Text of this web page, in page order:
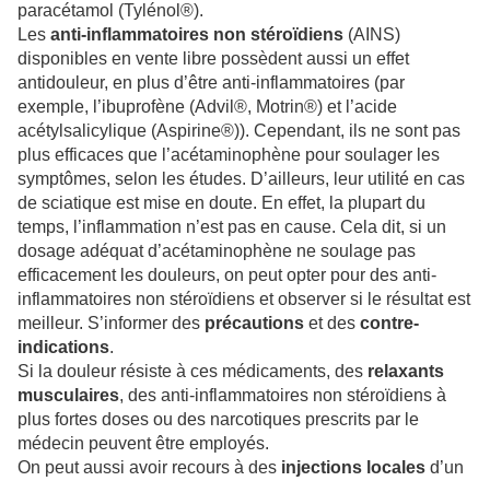
paracétamol (Tylénol®).
Les anti-inflammatoires non stéroïdiens (AINS)
disponibles en vente libre possèdent aussi un effet
antidouleur, en plus d’être anti-inflammatoires (par
exemple, l’ibuprofène (Advil®, Motrin®) et l’acide
acétylsalicylique (Aspirine®)). Cependant, ils ne sont pas
plus efficaces que l’acétaminophène pour soulager les
symptômes, selon les études. D’ailleurs, leur utilité en cas
de sciatique est mise en doute. En effet, la plupart du
temps, l’inflammation n’est pas en cause. Cela dit, si un
dosage adéquat d’acétaminophène ne soulage pas
efficacement les douleurs, on peut opter pour des anti-
inflammatoires non stéroïdiens et observer si le résultat est
meilleur. S’informer des précautions et des contre-
indications.
Si la douleur résiste à ces médicaments, des relaxants
musculaires, des anti-inflammatoires non stéroïdiens à
plus fortes doses ou des narcotiques prescrits par le
médecin peuvent être employés.
On peut aussi avoir recours à des injections locales d’un